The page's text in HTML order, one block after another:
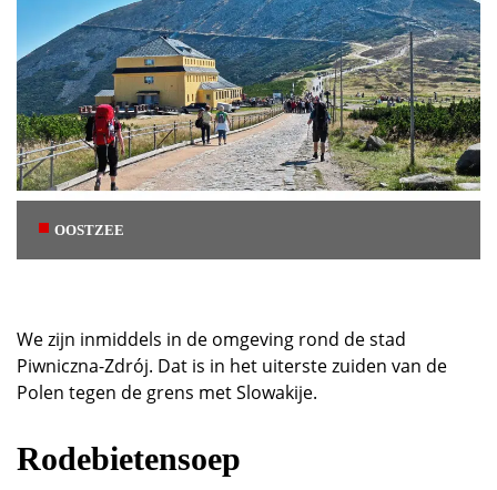
OOSTZEE
We zijn inmiddels in de omgeving rond de stad
Piwniczna-Zdrój. Dat is in het uiterste zuiden van de
Polen tegen de grens met Slowakije.
Rodebietensoep